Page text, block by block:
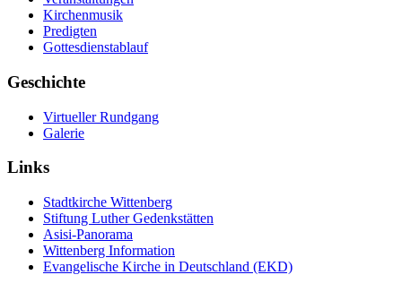
Kirchenmusik
Predigten
Gottesdienstablauf
Geschichte
Virtueller Rundgang
Galerie
Links
Stadtkirche Wittenberg
Stiftung Luther Gedenkstätten
Asisi-Panorama
Wittenberg Information
Evangelische Kirche in Deutschland (EKD)